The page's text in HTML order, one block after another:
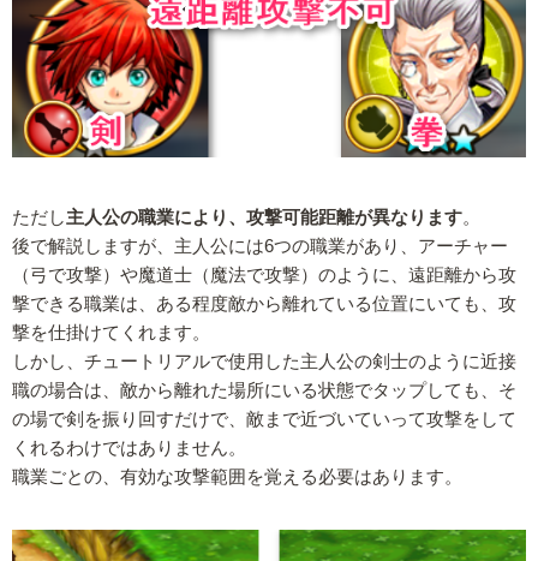
ただし主人公の職業により、攻撃可能距離が異なります。
後で解説しますが、主人公には6つの職業があり、アーチャー
（弓で攻撃）や魔道士（魔法で攻撃）のように、遠距離から攻
撃できる職業は、ある程度敵から離れている位置にいても、攻
撃を仕掛けてくれます。
しかし、チュートリアルで使用した主人公の剣士のように近接
職の場合は、敵から離れた場所にいる状態でタップしても、そ
の場で剣を振り回すだけで、敵まで近づいていって攻撃をして
くれるわけではありません。
職業ごとの、有効な攻撃範囲を覚える必要はあります。